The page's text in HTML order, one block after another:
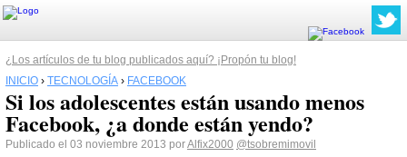
¿Los artículos de tu blog publicados aquí? ¡Propón tu blog!
INICIO › TECNOLOGÍA › FACEBOOK
Si los adolescentes están usando menos
Facebook, ¿a donde están yendo?
Publicado el 03 noviembre 2013 porAlfix2000 @tsobremimovil